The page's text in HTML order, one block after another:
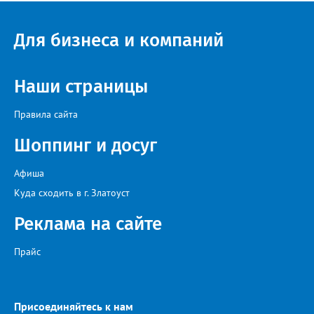
этом случае переход на ТОР станет вообще незаметным.
Для бизнеса и компаний
Наши страницы
Правила сайта
Шоппинг и досуг
Афиша
Куда сходить в г. Златоуст
Реклама на сайте
Прайс
Присоединяйтесь к нам